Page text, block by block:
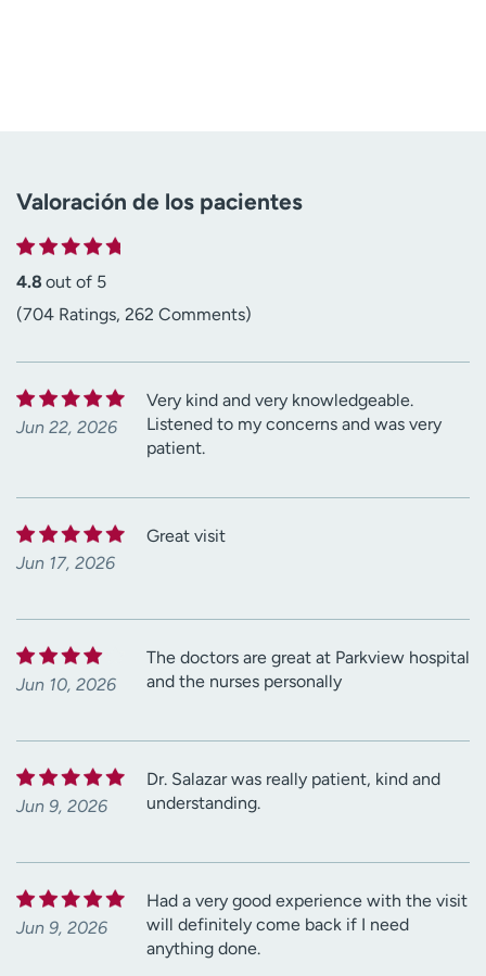
Valoración de los pacientes
4.8 out of 5
(704 Ratings, 262 Comments)
Jun 22, 2026
Very kind and very knowledgeable.
Listened to my concerns and was very
patient.
Jun 17, 2026
Great visit
Jun 10, 2026
The doctors are great at Parkview hospital
and the nurses personally
Jun 9, 2026
Dr. Salazar was really patient, kind and
understanding.
Jun 9, 2026
Had a very good experience with the visit
will definitely come back if I need
anything done.